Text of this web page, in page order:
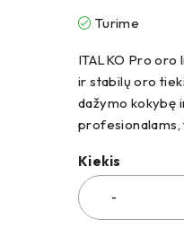
Turime
ITALKO Pro oro
ir stabilų oro
dažymo kokybę
profesionalams,
Kiekis